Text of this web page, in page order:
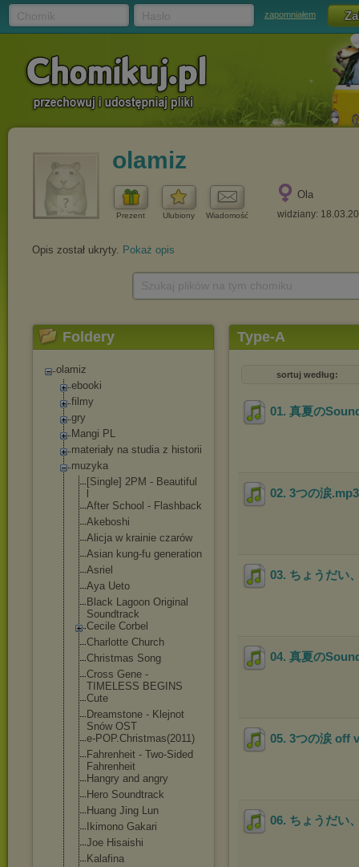
zapomniałem
olamiz
Prezent Ulubiony Wiadomość
Ola
widziany:
Opis został ukryty. Pokaż opis
Foldery
olamiz
ebooki
filmy
gry
Mangi PL
materiały na studia z historii
muzyka
[Single] 2PM - Beautiful
After School - Flashback
Akeboshi
Alicja w krainie czarów
Asian kung-fu generation
Asriel
Aya Ueto
Black Lagoon Original
Soundtrack
Cecile Corbel
Charlotte Church
Christmas Song
Cross Gene -
TIMELESS BEGINS
Cute
Dreamstone - Klejnot
Snów OST
e-POP.Christmas(2011)
Fahrenheit - Two-Sided
Fahrenheit
Hangry and angry
Hero Soundtrack
Huang Jing Lun
Ikimono Gakari
Joe Hisaishi
Kalafina
Type-A
sortuj według:
01. 真夏の
02. 3つの涙
03. ちょうだい
04. 真夏の
05. 3つの涙 off
06. ちょうだい